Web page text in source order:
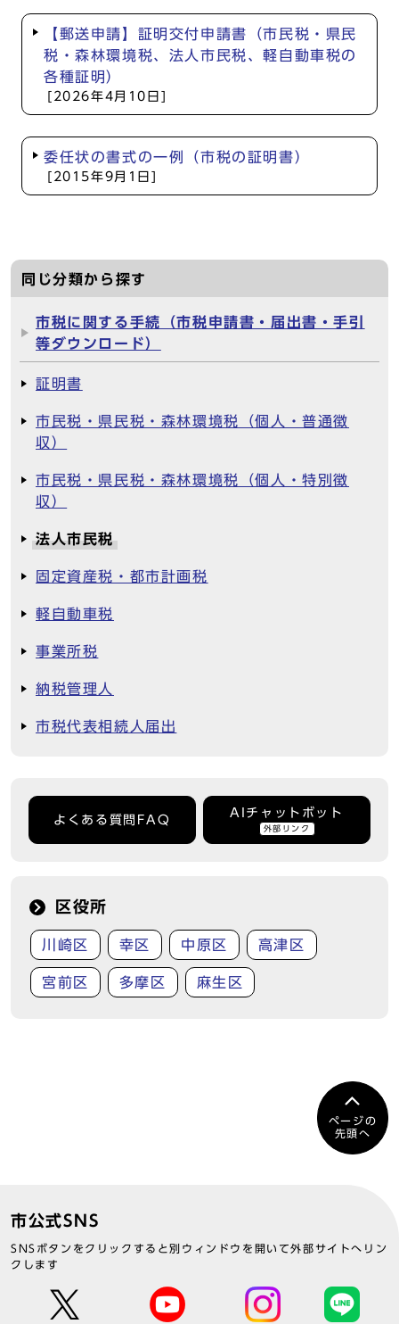
【郵送申請】証明交付申請書（市民税・県民
税・森林環境税、法人市民税、軽自動車税の
各種証明）
[2026年4月10日]
委任状の書式の一例（市税の証明書）
[2015年9月1日]
同じ分類から探す
市税に関する手続（市税申請書・届出書・手引
等ダウンロード）
証明書
市民税・県民税・森林環境税（個人・普通徴
収）
市民税・県民税・森林環境税（個人・特別徴
収）
法人市民税
固定資産税・都市計画税
軽自動車税
事業所税
納税管理人
市税代表相続人届出
よくある質問FAQ
AIチャットボット
外部リンク
区役所
川崎区 幸区 中原区 高津区
宮前区 多摩区 麻生区
ページの
先頭へ
市公式SNS
SNSボタンをクリックすると別ウィンドウを開いて外部サイトへリン
クします